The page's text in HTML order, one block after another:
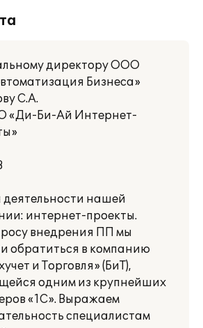
директору ООО
Бизнеса»
С.А.
«Ди-Би-Ай Интернет-
нашей
интернет-проекты.
внедрения ПП мы
обратиться в компанию
и Торговля» (БиТ),
одним из крупнейших
«1С». Выражаем
специалистам